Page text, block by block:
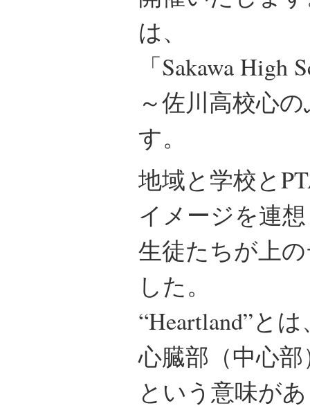
は、
「Sakawa High
～佐川高校心
す。
地域と学校と
イメージを連
生徒たちが上
した。
“Heartland”と
心臓部（中心部
という意味が